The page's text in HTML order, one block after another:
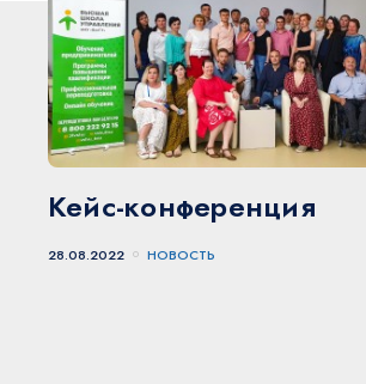
Кейс-конференция
28.08.2022 НОВОСТЬ